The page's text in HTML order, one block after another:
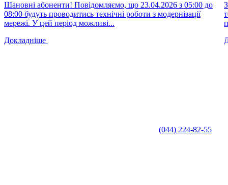
Шановні абоненти! Повідомляємо, що 23.04.2026 з 05:00 до
08:00 будуть проводитись технічні роботи з модернізації
мережі. У цей період можливі...
Докладніше
(044) 224-82-55